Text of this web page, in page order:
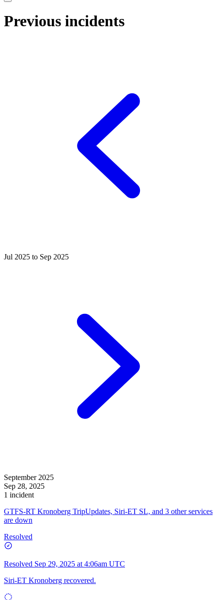
Previous incidents
Jul 2025 to Sep 2025
September 2025
Sep 28, 2025
1 incident
GTFS-RT Kronoberg TripUpdates, Siri-ET SL, and 3 other services
are down
Resolved
Resolved Sep 29, 2025 at 4:06am UTC
Siri-ET Kronoberg recovered.